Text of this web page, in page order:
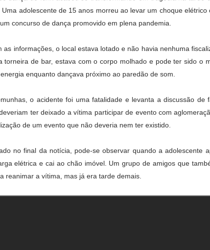
Uma adolescente de 15 anos morreu ao levar um choque
concurso de dança promovido em plena pandemia.
as informações, o local estava lotado e não havia nenhuma
torneira de bar, estava com o corpo molhado e pode ter sido o
enquanto dançava próximo ao paredão de som.
o acidente foi uma fatalidade e levanta a discussão
ter deixado a vítima participar de evento com
de um evento que não deveria nem ter existido.
no final da notícia, pode-se observar quando a adolescente
elétrica e cai ao chão imóvel. Um grupo de amigos que
reanimar a vítima, mas já era tarde demais.